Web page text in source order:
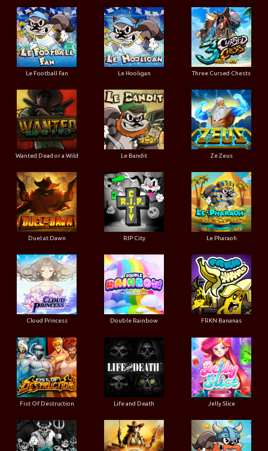
Le Football Fan Le Hooligan Three Cursed Chests
Wanted Dead or a Wild Le Bandit Ze Zeus
Duel at Dawn RIP City Le Pharaoh
Cloud Princess Double Rainbow FRKN Bananas
Fist Of Destruction Life and Death Jelly Slice